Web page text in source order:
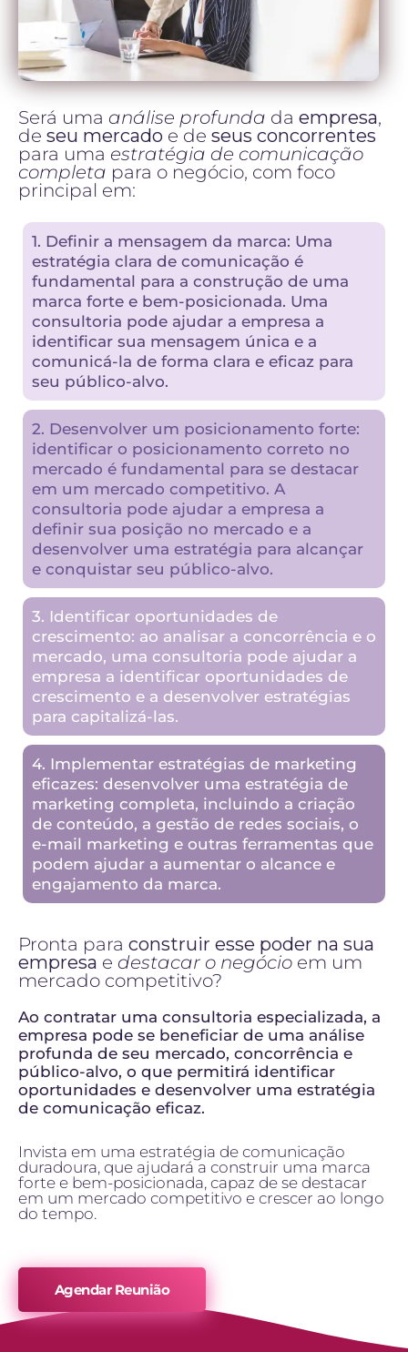
Será uma análise profunda da empresa,
de seu mercado e de seus concorrentes
para uma estratégia de comunicação
completa para o negócio, com foco
principal em:
1. Definir a mensagem da marca: Uma
estratégia clara de comunicação é
fundamental para a construção de uma
marca forte e bem-posicionada. Uma
consultoria pode ajudar a empresa a
identificar sua mensagem única e a
comunicá-la de forma clara e eficaz para
seu público-alvo.
2. Desenvolver um posicionamento forte:
identificar o posicionamento correto no
mercado é fundamental para se destacar
em um mercado competitivo. A
consultoria pode ajudar a empresa a
definir sua posição no mercado e a
desenvolver uma estratégia para alcançar
e conquistar seu público-alvo.
3. Identificar oportunidades de
crescimento: ao analisar a concorrência e o
mercado, uma consultoria pode ajudar a
empresa a identificar oportunidades de
crescimento e a desenvolver estratégias
para capitalizá-las.
4. Implementar estratégias de marketing
eficazes: desenvolver uma estratégia de
marketing completa, incluindo a criação
de conteúdo, a gestão de redes sociais, o
e-mail marketing e outras ferramentas que
podem ajudar a aumentar o alcance e
engajamento da marca.
Pronta para construir esse poder na sua
empresa e destacar o negócio em um
mercado competitivo?
Ao contratar uma consultoria especializada, a
empresa pode se beneficiar de uma análise
profunda de seu mercado, concorrência e
público-alvo, o que permitirá identificar
oportunidades e desenvolver uma estratégia
de comunicação eficaz.
Invista em uma estratégia de comunicação
duradoura, que ajudará a construir uma marca
forte e bem-posicionada, capaz de se destacar
em um mercado competitivo e crescer ao longo
do tempo.
Agendar Reunião